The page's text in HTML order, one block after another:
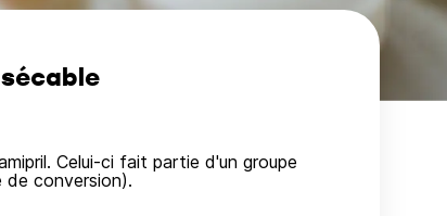
Celui-ci fait partie d'un groupe
de conversion).